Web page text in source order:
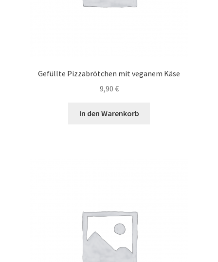
Gefüllte Pizzabrötchen mit veganem Käse
9,90 €
In den Warenkorb